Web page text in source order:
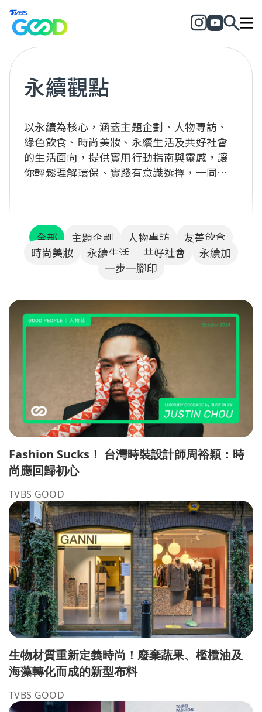
永續觀點
以永續為核心，涵蓋主題企劃、人物專訪、
綠色飲食、時尚美妝、永續生活及共好社會
的生活面向，提供實用行動指南與靈感，讓
你輕鬆理解環保、實踐有意識選擇，一同為
地球與社會創造正向改變！
全部 主題企劃 人物專訪
友善飲食
時尚美妝
永續生活 共好社會
永續加
一步一腳印
Fashion Sucks！ 台灣時裝設計師周裕穎：時
尚應回歸初心
TVBS GOOD
生物材質重新定義時尚！廢棄蔬果、檻欖油及
海藻轉化而成的新型布料
TVBS GOOD